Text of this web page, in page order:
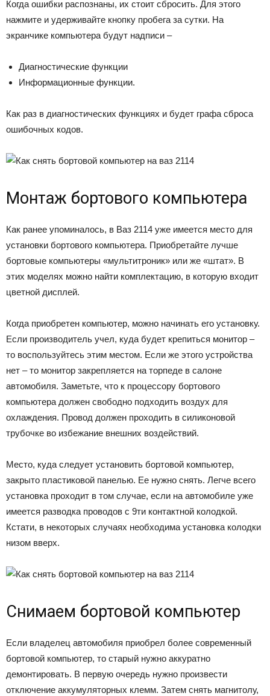
Когда ошибки распознаны, их стоит сбросить. Для этого
нажмите и удерживайте кнопку пробега за сутки. На
экранчике компьютера будут надписи –
Диагностические функции
Информационные функции.
Как раз в диагностических функциях и будет графа сброса
ошибочных кодов.
Монтаж бортового компьютера
Как ранее упоминалось, в Ваз 2114 уже имеется место для
установки бортового компьютера. Приобретайте лучше
бортовые компьютеры «мультитроник» или же «штат». В
этих моделях можно найти комплектацию, в которую входит
цветной дисплей.
Когда приобретен компьютер, можно начинать его установку.
Если производитель учел, куда будет крепиться монитор –
то воспользуйтесь этим местом. Если же этого устройства
нет – то монитор закрепляется на торпеде в салоне
автомобиля. Заметьте, что к процессору бортового
компьютера должен свободно подходить воздух для
охлаждения. Провод должен проходить в силиконовой
трубочке во избежание внешних воздействий.
Место, куда следует установить бортовой компьютер,
закрыто пластиковой панелью. Ее нужно снять. Легче всего
установка проходит в том случае, если на автомобиле уже
имеется разводка проводов с 9ти контактной колодкой.
Кстати, в некоторых случаях необходима установка колодки
низом вверх.
Снимаем бортовой компьютер
Если владелец автомобиля приобрел более современный
бортовой компьютер, то старый нужно аккуратно
демонтировать. В первую очередь нужно произвести
отключение аккумуляторных клемм. Затем снять магнитолу,